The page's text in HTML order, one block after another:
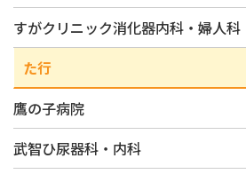
すがクリニック消化器内科・婦人科
た行
鷹の子病院
武智ひ尿器科・内科